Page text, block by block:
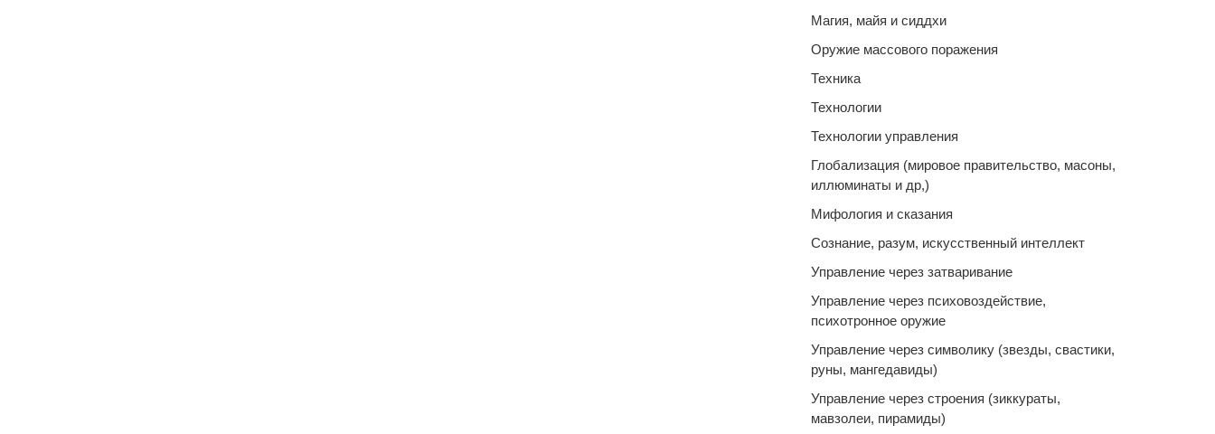
Магия, майя и сиддхи
Оружие массового поражения
Техника
Технологии
Технологии управления
Глобализация (мировое правительство, масоны,
иллюминаты и др,)
Мифология и сказания
Сознание, разум, искусственный интеллект
Управление через затваривание
Управление через психовоздействие,
психотронное оружие
Управление через символику (звезды, свастики,
руны, мангедавиды)
Управление через строения (зиккураты,
мавзолеи, пирамиды)